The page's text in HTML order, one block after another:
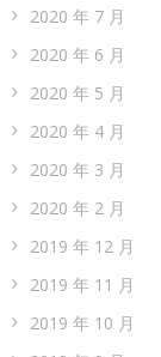
2020 年 7 月
2020 年 6 月
2020 年 5 月
2020 年 4 月
2020 年 3 月
2020 年 2 月
2019 年 12 月
2019 年 11 月
2019 年 10 月